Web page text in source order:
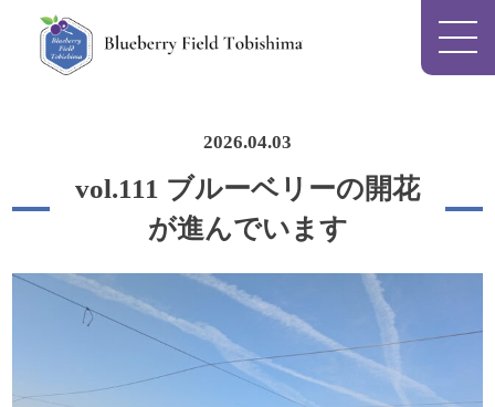
Blueberry Field
2026.04.03
vol.111 ブルーベリーの開花
が進んでいます